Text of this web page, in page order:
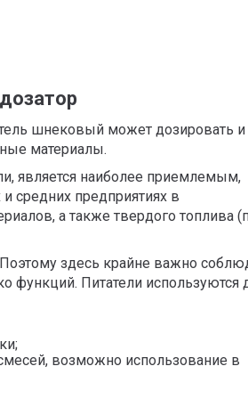
шнековый может дозировать и
материалы.
является наиболее приемлемым,
средних предприятиях в
а также твердого топлива
здесь крайне важно
функций. Питатели используются
возможно использование в